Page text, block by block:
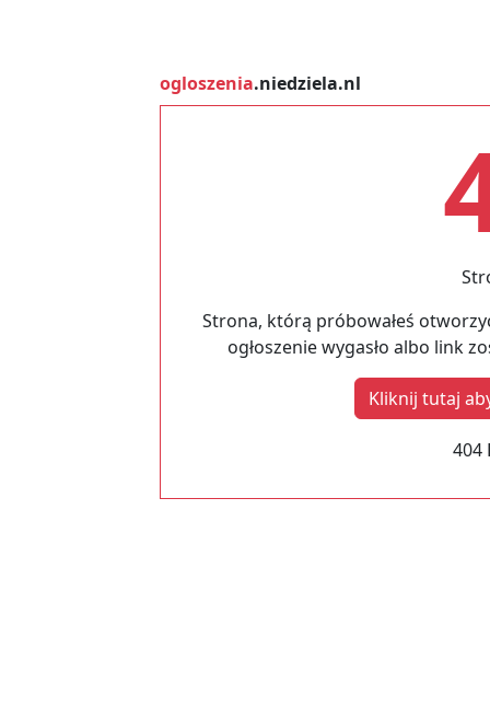
ogloszenia.niedziela.nl
Strona, którą próbowałeś
ogłoszenie wygasło albo link
Kliknij tutaj
404